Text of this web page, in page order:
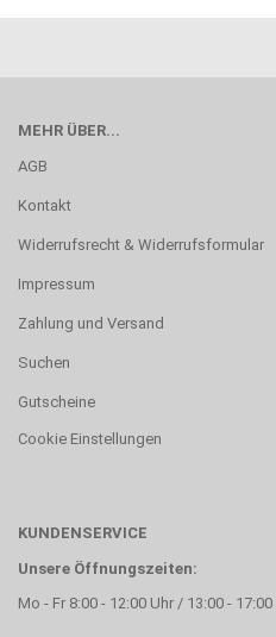
MEHR ÜBER...
AGB
Kontakt
Widerrufsrecht & Widerrufsformular
Impressum
Zahlung und Versand
Suchen
Gutscheine
Cookie Einstellungen
KUNDENSERVICE
Unsere Öffnungszeiten:
Mo - Fr 8:00 - 12:00 Uhr / 13:00 - 17:00